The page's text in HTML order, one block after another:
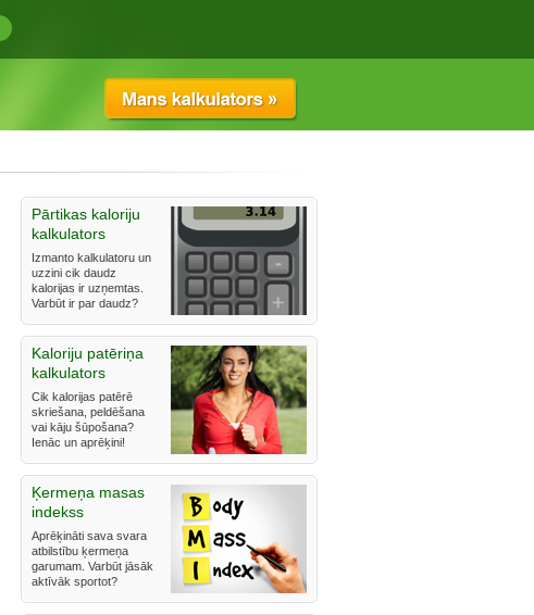
Pārtikas kaloriju
kalkulators
Izmanto kalkulatoru un
uzzini cik daudz
kalorijas ir uzņemtas.
Varbūt ir par daudz?
Kaloriju patēriņa
kalkulators
Cik kalorijas patērē
skriešana, peldēšana
vai kāju šūpošana?
Ienāc un aprēķini!
Ķermeņa masas
indekss
Aprēķināti sava svara
atbilstību ķermeņa
garumam. Varbūt jāsāk
aktīvāk sportot?